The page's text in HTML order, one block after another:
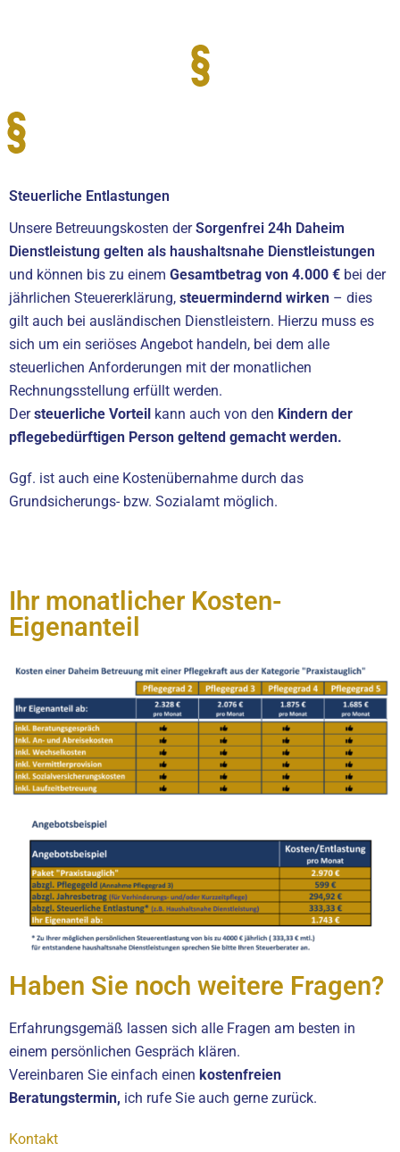
Steuerliche Entlastungen
Unsere Betreuungskosten derSorgenfrei 24h Daheim
Dienstleistung gelten als haushaltsnahe Dienstleistungen
und können bis zu einem Gesamtbetrag von 4.000 € bei der
jährlichen Steuererklärung, steuermindernd wirken – dies
gilt auch bei ausländischen Dienstleistern. Hierzu muss es
sich um ein seriöses Angebot handeln, bei dem alle
steuerlichen Anforderungen mit der monatlichen
Rechnungsstellung erfüllt werden.
Dersteuerliche Vorteil kann auch von den Kindern der
pflegebedürftigen Person geltend gemacht werden.
Ggf. ist auch eine Kostenübernahme durch das
Grundsicherungs- bzw. Sozialamt möglich.
Ihr monatlicher Kosten-
Eigenanteil
Haben Sie noch weitere Fragen?
Erfahrungsgemäß lassen sich alle Fragen am besten in
einem persönlichen Gespräch klären.
Vereinbaren Sie einfach einen kostenfreien
Beratungstermin, ich rufe Sie auch gerne zurück.
Kontakt